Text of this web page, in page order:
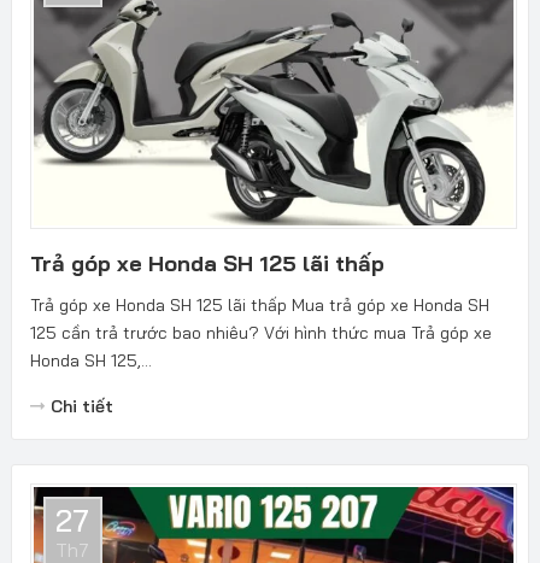
Trả góp xe Honda SH 125 lãi thấp
Trả góp xe Honda SH 125 lãi thấp Mua trả góp xe Honda SH
125 cần trả trước bao nhiêu? Với hình thức mua Trả góp xe
Honda SH 125,...
Chi tiết
27
Th7